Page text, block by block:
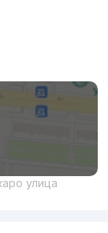
улица